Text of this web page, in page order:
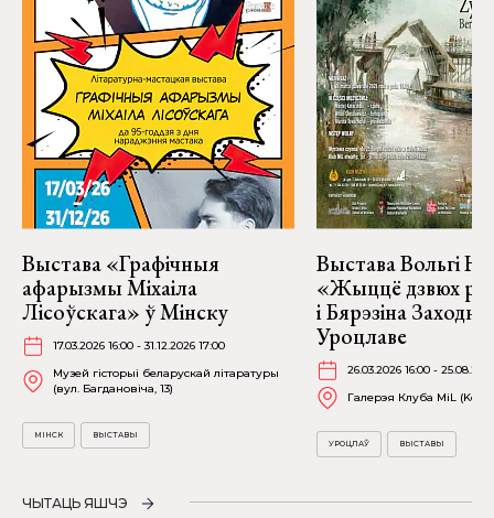
Выстава «Графічныя
афарызмы Міхаіла
Лісоўскага» ў Мінску
17.03.2026 16:00 - 31.12.2026 17:00
Музей гісторыі беларускай літаратуры
(вул. Багдановіча, 13)
МІНСК ВЫСТАВЫ
Выстава Вольгі
«Жыццё дзвюх
і Бярэзіна
Уроцлаве
26.03.2026 16:00 -
Галерэя Клуба MiL
УРОЦЛАЎ ВЫСТАВЫ
ЧЫТАЦЬ ЯШЧЭ